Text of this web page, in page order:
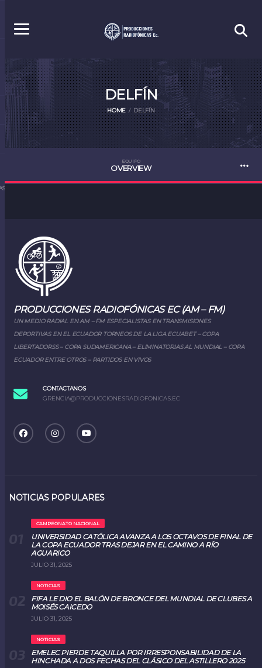
DELFÍN
HOME DELFÍN
EQUIPO
OVERVIEW
PRODUCCIONES RADIOFÓNICAS EC (AM – FM)
UN MEDIO RADIAL EN AM – FM ESPECIALISTAS EN TRANSMISIONES
DEPORTIVAS EN EL ECUADOR TORNEOS DE LA LIGA ECUABET – COPA
LIBERTADORSS – COPA SUDAMERICANA – ELIMINATORIAS AL MUNDIAL – COPA
ECUADOR ENTRE OTROS – PARTIDOS EN VIVOS
CONTACTANOS
GRENCIA@PRODUCCIONESRADIOFONICAS.EC
NOTICIAS POPULARES
CAMPEONATO NACIONAL
UNIVERSIDAD CATÓLICA AVANZA A LOS OCTAVOS DE FINAL DE
LA COPA ECUADOR TRAS DEJAR EN EL CAMINO A RÍO
AGUARICO
JULIO 31, 2025
NOTICIAS
FIFA LE DIO EL BALÓN DE BRONCE DEL MUNDIAL DE CLUBES A
MOISÉS CAICEDO
JULIO 31, 2025
NOTICIAS
EMELEC PIERDE TAQUILLA POR IRRESPONSABILIDAD DE LA
HINCHADA A DOS FECHAS DEL CLÁSICO DEL ASTILLERO 2025